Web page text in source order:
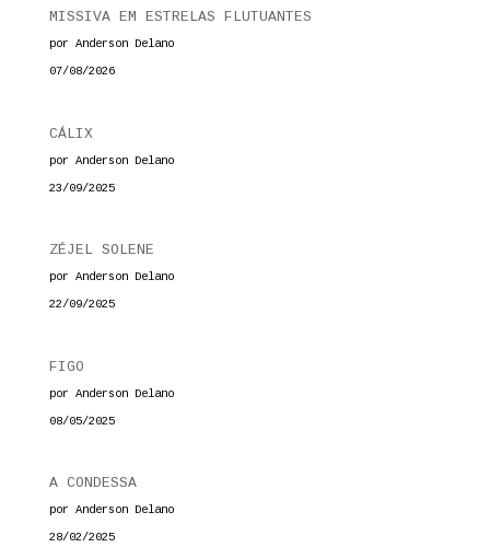
MISSIVA EM ESTRELAS FLUTUANTES
por Anderson Delano
07/08/2026
CÁLIX
por Anderson Delano
23/09/2025
ZÉJEL SOLENE
por Anderson Delano
22/09/2025
FIGO
por Anderson Delano
08/05/2025
A CONDESSA
por Anderson Delano
28/02/2025